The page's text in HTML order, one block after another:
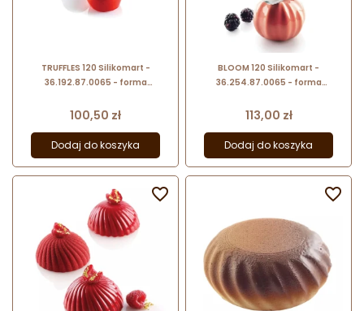
TRUFFLES 120 Silikomart -
36.192.87.0065 - forma
mm / poj. 120 ml x 8 porcji
Cena
100,50 zł
Dodaj do koszyka
BLOOM 120 Silikomart -
36.254.87.0065 - forma
mm / poj. 120 ml x 6 porcji
Cena
113,00 zł
Dodaj do koszyka
 